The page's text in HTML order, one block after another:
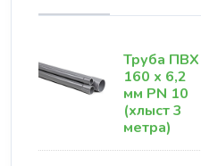
Труба ПВХ
160 х 6,2
мм PN 10
(хлыст 3
метра)